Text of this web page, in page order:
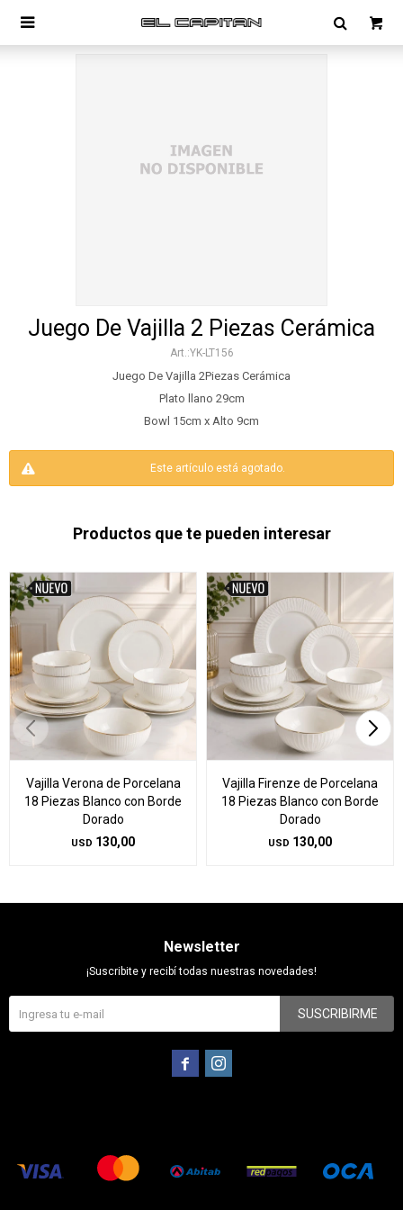

Juego De Vajilla 2 Piezas Cerámica
YK-LT156
Juego De Vajilla 2Piezas Cerámica
Plato llano 29cm
Bowl 15cm x Alto 9cm
Este artículo está agotado.
Productos que te pueden interesar
Vajilla Verona de Porcelana
18 Piezas Blanco con Borde
Dorado
USD 130,00
Vajilla Firenze de Porcelana
18 Piezas Blanco con Borde
Dorado
USD 130,00
Newsletter
¡Suscribite y recibí todas nuestras novedades!
SUSCRIBIRME
 